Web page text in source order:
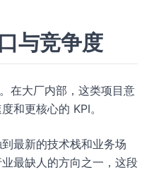
与竞争度
在大厂内部，这类项目意
和更核心的 KPI。
最新的技术栈和业务场
最缺人的方向之一，这段